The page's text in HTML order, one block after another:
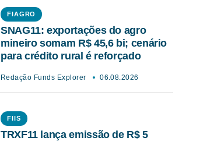
FIAGRO
SNAG11: exportações do agro
mineiro somam R$ 45,6 bi; cenário
para crédito rural é reforçado
Redação Funds Explorer 06.08.2026
FIIS
TRXF11 lança emissão de R$ 5